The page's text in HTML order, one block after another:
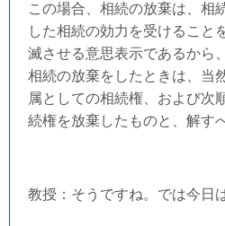
この場合、相続の放棄は、相
した相続の効力を受けること
滅させる意思表示であるから
相続の放棄をしたときは、当
属としての相続権、および次
続権を放棄したものと、解す
教授：そうですね。では今日